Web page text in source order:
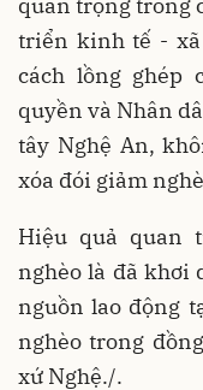
quan trọng trong
triển kinh tế - xã
cách lồng ghép
quyền và Nhân
tây Nghệ An,
xóa đói giảm
Hiệu quả quan
nghèo là đã khơi
nguồn lao động
nghèo trong
xứ Nghệ./.